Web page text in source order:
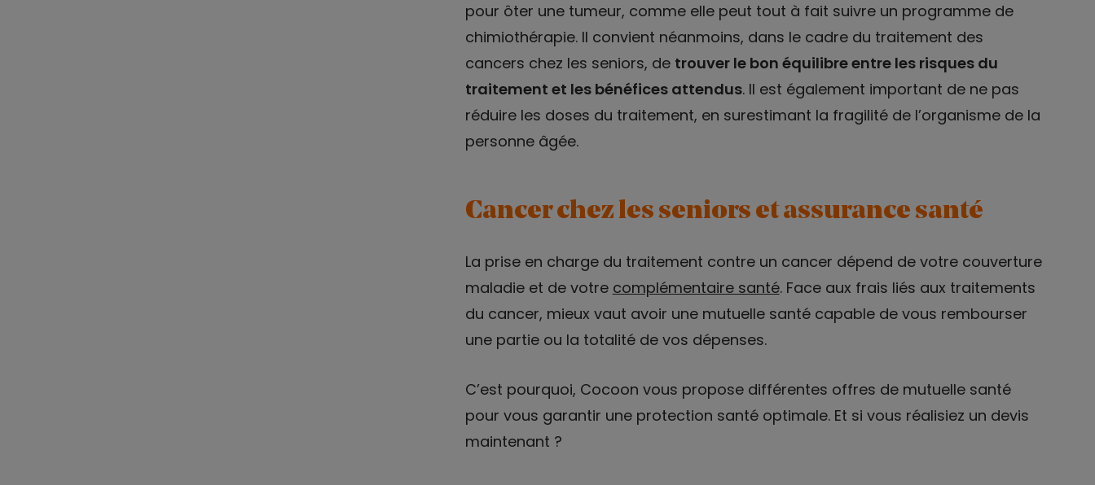
pour ôter une tumeur, comme elle peut tout à fait suivre un programme de
chimiothérapie. Il convient néanmoins, dans le cadre du traitement des
cancers chez les seniors, de trouver le bon équilibre entre les risques du
traitement et les bénéfices attendus. Il est également important de ne pas
réduire les doses du traitement, en surestimant la fragilité de l’organisme de la
personne âgée.
Cancer chez les seniors et assurance santé
La prise en charge du traitement contre un cancer dépend de votre couverture
maladie et de votre complémentaire santé. Face aux frais liés aux traitements
du cancer, mieux vaut avoir une mutuelle santé capable de vous rembourser
une partie ou la totalité de vos dépenses.
C’est pourquoi, Cocoon vous propose différentes offres de mutuelle santé
pour vous garantir une protection santé optimale. Et si vous réalisiez un devis
maintenant ?